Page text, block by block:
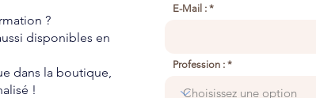
?
disponibles en
dans la boutique,
!
E-Mail :
Profession :